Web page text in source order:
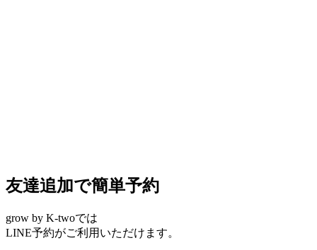
友達追加で簡単予約
grow by K-twoでは
LINE予約がご利用いただけます。